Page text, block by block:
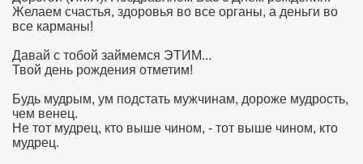
Желаем счастья, здоровья во все органы, а деньги во
все карманы!
Давай с тобой займемся ЭТИМ...
Твой день рождения отметим!
Будь мудрым, ум подстать мужчинам, дороже мудрость,
чем венец.
Не тот мудрец, кто выше чином, - тот выше чином, кто
мудрец.